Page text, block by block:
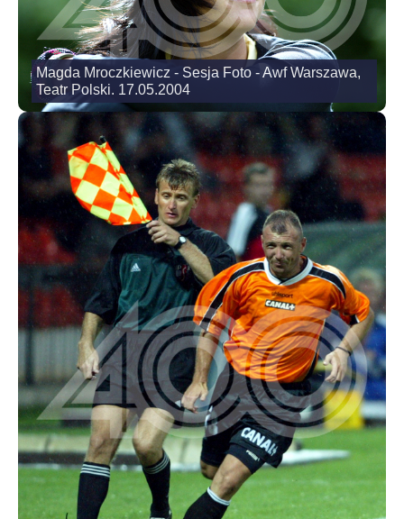
Magda Mroczkiewicz - Sesja Foto - Awf Warszawa,
Teatr Polski. 17.05.2004